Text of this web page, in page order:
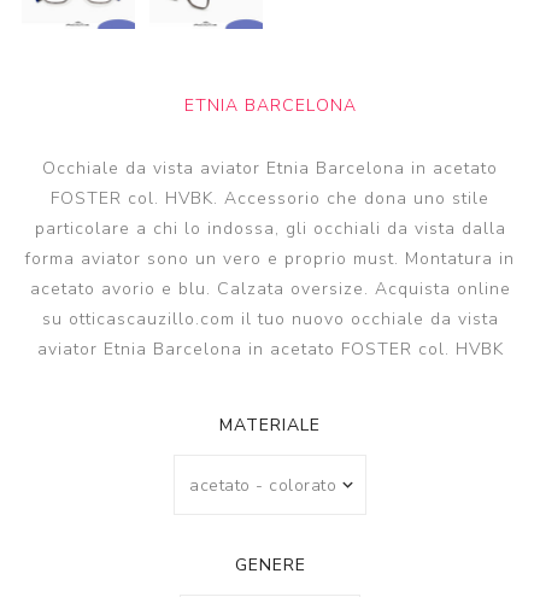
ETNIA BARCELONA
Occhiale da vista aviator Etnia Barcelona in acetato
FOSTER col. HVBK. Accessorio che dona uno stile
particolare a chi lo indossa, gli occhiali da vista dalla
forma aviator sono un vero e proprio must. Montatura in
acetato avorio e blu. Calzata oversize. Acquista online
su otticascauzillo.com il tuo nuovo occhiale da vista
aviator Etnia Barcelona in acetato FOSTER col. HVBK
MATERIALE
GENERE